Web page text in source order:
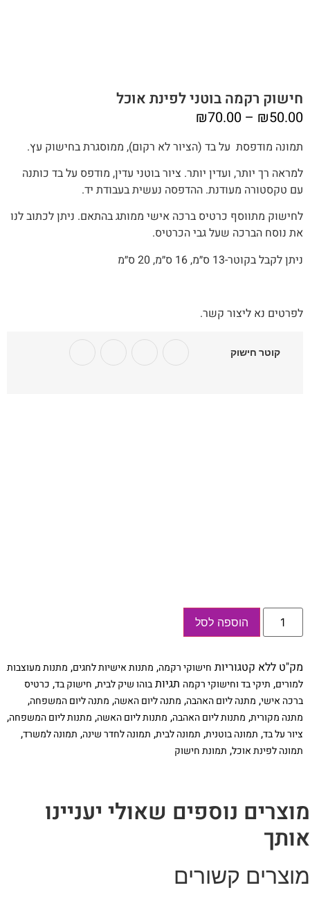
חישוק רקמה בוטני לפינת אוכל
₪50.00
–
₪70.00 טווח
מחירים:
עד
תמונה מודפסת על בד (הציור לא רקום), ממוסגרת בחישוק עץ.
למראה רך יותר, ועדין יותר. ציור בוטני עדין, מודפס על בד כותנה
עם טקסטורה מעודנת. ההדפסה נעשית בעבודת יד.
לחישוק מתווסף כרטיס ברכה אישי ממותג בהתאם. ניתן לכתוב לנו
את נוסח הברכה שעל גבי הכרטיס.
ניתן לקבל בקוטר-13 ס״מ, 16 ס״מ, 20 ס״מ
לפרטים נא ליצור קשר.
קוטר חישוק
כמות
חישוק
לפינת
אוכל
הוספה לסל
מק"ט ללא קטגוריותחישוקי רקמה,מתנות אישיות לחגים,מתנות מעוצבות
למורים,תיקי בד וחישוקי רקמה תגיותבוהו שיק לבית,חישוק בד,כרטיס
ברכה אישי,מתנה ליום האהבה,מתנה ליום האשה,מתנה ליום המשפחה,
מתנה מקורית,מתנות ליום האהבה,מתנות ליום האשה,מתנות ליום המשפחה,
ציור על בד,תמונה בוטנית,תמונה לבית,תמונה לחדר שינה,תמונה למשרד,
תמונה לפינת אוכל,תמונת חישוק
נוספים שאולי יעניינו
קשורים